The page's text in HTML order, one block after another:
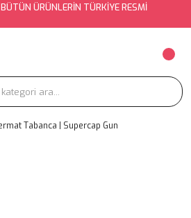
ÜRÜNLERİN TÜRKİYE RESMİ